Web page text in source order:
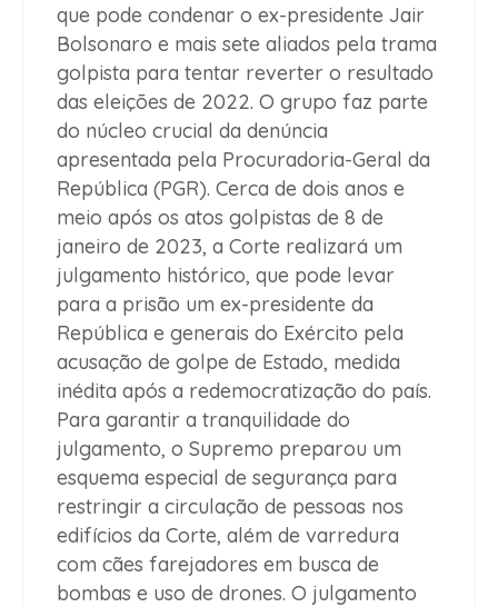
que pode condenar o ex-presidente Jair
Bolsonaro e mais sete aliados pela trama
golpista para tentar reverter o resultado
das eleições de 2022. O grupo faz parte
do núcleo crucial da denúncia
apresentada pela Procuradoria-Geral da
República (PGR). Cerca de dois anos e
meio após os atos golpistas de 8 de
janeiro de 2023, a Corte realizará um
julgamento histórico, que pode levar
para a prisão um ex-presidente da
República e generais do Exército pela
acusação de golpe de Estado, medida
inédita após a redemocratização do país.
Para garantir a tranquilidade do
julgamento, o Supremo preparou um
esquema especial de segurança para
restringir a circulação de pessoas nos
edifícios da Corte, além de varredura
com cães farejadores em busca de
bombas e uso de drones. O julgamento